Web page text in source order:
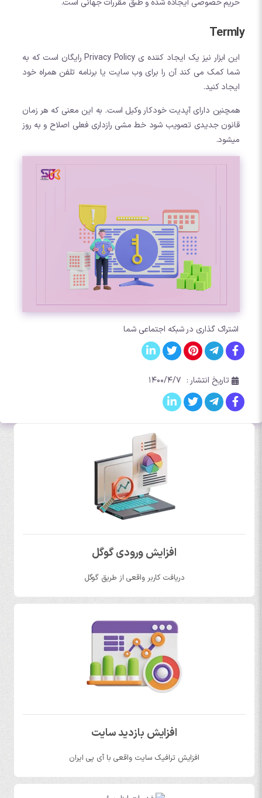
حریم خصوصی ایجاده شده و طبق مقررات جهانی است.
Termly
این ابزار نیز یک ایجاد کننده ی Privacy Policy رایگان است که به
شما کمک می کند آن را برای وب سایت یا برنامه تلفن همراه خود
ایجاد کنید.
همچنین دارای آپدیت خودکار وکیل است. به این معنی که هر زمان
قانون جدیدی تصویب شود خط مشی رازداری فعلی اصلاح و به روز
میشود.
اشتراک گذاری در شبکه اجتماعی شما
تاریخ انتشار : ۱۴۰۰/۴/۷
افزایش ورودی گوگل
دریافت کاربر واقعی از طریق گوگل
افزایش بازدید سایت
افزایش ترافیک سایت واقعی با آی پی ایران